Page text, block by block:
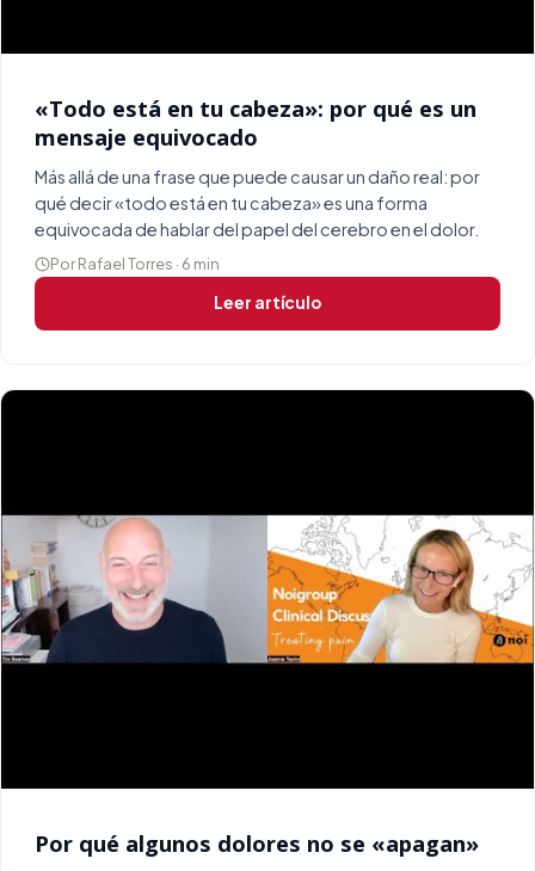
«Todo está en tu cabeza»: por qué es un
mensaje equivocado
Más allá de una frase que puede causar un daño real: por
qué decir «todo está en tu cabeza» es una forma
equivocada de hablar del papel del cerebro en el dolor.
Por Rafael Torres · 6 min
Leer artículo
Por qué algunos dolores no se «apagan»